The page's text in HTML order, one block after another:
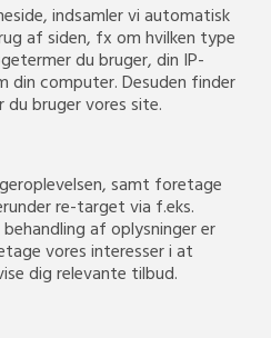
indsamler vi automatisk
af siden, fx om hvilken type
du bruger, din IP-
din computer. Desuden finder
du bruger vores site.
samt foretage
re-target via f.eks.
af oplysninger er
vores interesser i at
dig relevante tilbud.